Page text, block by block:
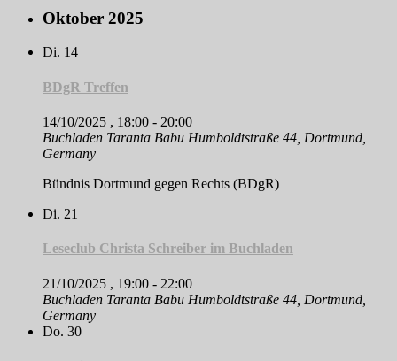
Oktober 2025
Di. 14
BDgR Treffen
14/10/2025 , 18:00 - 20:00
Buchladen Taranta Babu Humboldtstraße 44, Dortmund,
Germany
Bündnis Dortmund gegen Rechts (BDgR)
Di. 21
Leseclub Christa Schreiber im Buchladen
21/10/2025 , 19:00 - 22:00
Buchladen Taranta Babu Humboldtstraße 44, Dortmund,
Germany
Do. 30